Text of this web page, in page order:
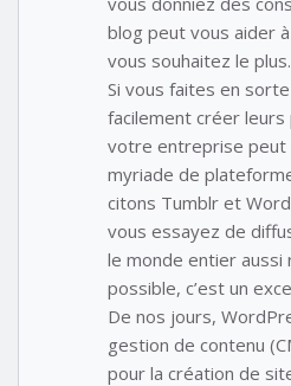
blog peut vous aider
vous souhaitez le plus.
Si vous faites en
facilement créer
votre entreprise peut
myriade de
citons Tumblr et
vous essayez de
le monde entier aussi
possible, c’est un
De nos jours,
gestion de contenu
pour la création de